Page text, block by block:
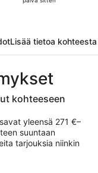
Lisää tietoa
kohteeseen
yleensä 271 €–
suuntaan
tarjouksia niinkin